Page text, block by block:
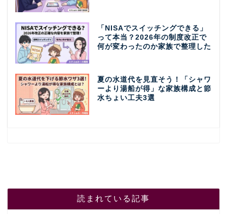
「NISAでスイッチングできる」
って本当？2026年の制度改正で
何が変わったのか家族で整理した
夏の水道代を見直そう！「シャワ
ーより湯船が得」な家族構成と節
水ちょい工夫3選
読まれている記事